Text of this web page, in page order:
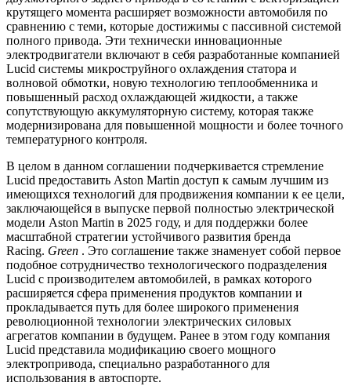
крутящего момента расширяет возможности автомобиля по
сравнению с теми, которые достижимы с пассивной системой
полного привода. Эти технически инновационные
электродвигатели включают в себя разработанные компанией
Lucid системы микроструйного охлаждения статора и
волновой обмотки, новую технологию теплообменника и
повышенный расход охлаждающей жидкости, а также
сопутствующую аккумуляторную систему, которая также
модернизирована для повышенной мощности и более точного
температурного контроля.
В целом в данном соглашении подчеркивается стремление
Lucid предоставить Aston Martin доступ к самым лучшим из
имеющихся технологий для продвижения компании к ее цели,
заключающейся в выпуске первой полностью электрической
модели Aston Martin в 2025 году, и для поддержки более
масштабной стратегии устойчивого развития бренда
Racing. Green . Это соглашение также знаменует собой первое
подобное сотрудничество технологического подразделения
Lucid с производителем автомобилей, в рамках которого
расширяется сфера применения продуктов компании и
прокладывается путь для более широкого применения
революционной технологии электрических силовых
агрегатов компании в будущем. Ранее в этом году компания
Lucid представила модификацию своего мощного
электропривода, специально разработанного для
использования в автоспорте.